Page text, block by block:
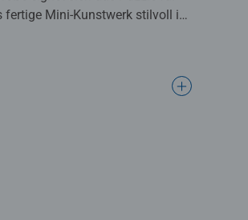
fertige Mini-Kunstwerk stilvoll in
Mini-Puzzles begeistern
das fertige Puzzle stilvoll
und Kinder ab 10 Jahren.